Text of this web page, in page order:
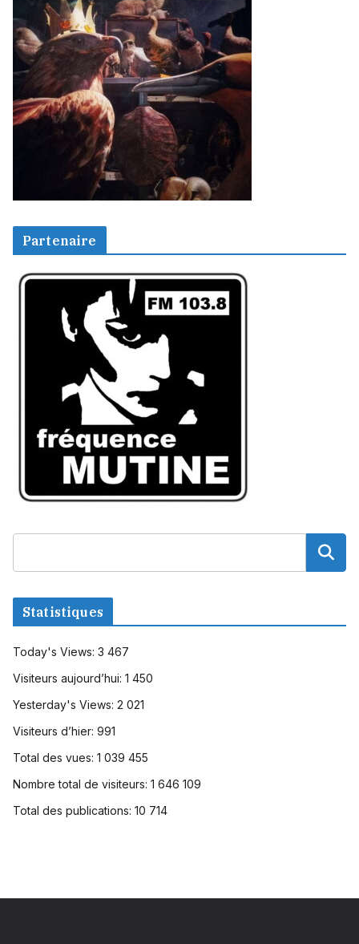
Partenaire
Statistiques
Today's Views: 3 467
Visiteurs aujourd’hui: 1 450
Yesterday's Views: 2 021
Visiteurs d’hier: 991
Total des vues: 1 039 455
Nombre total de visiteurs: 1 646 109
Total des publications: 10 714